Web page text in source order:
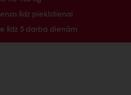
līdz piektdienai
līdz 5 darba dienām